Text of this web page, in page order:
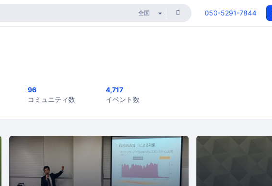
050-5291-7844
96
コミュニティ数
4,717
イベント数